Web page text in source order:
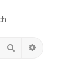
Search